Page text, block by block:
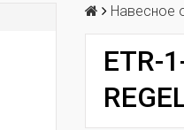
Навесное